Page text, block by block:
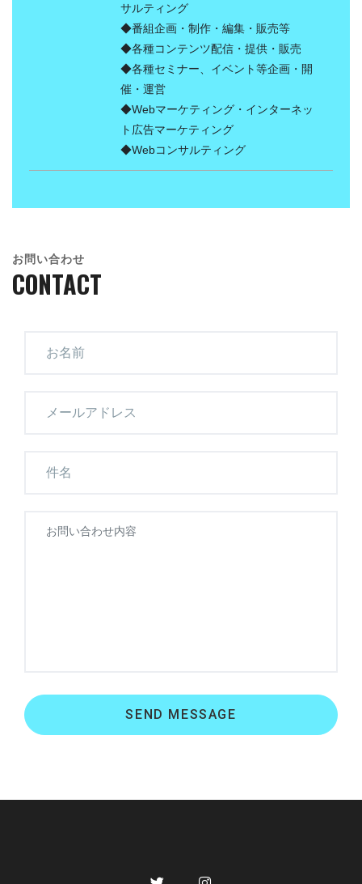
サルティング
◆番組企画・制作・編集・販売等
◆各種コンテンツ配信・提供・販売
◆各種セミナー、イベント等企画・開
催・運営
◆Webマーケティング・インターネッ
ト広告マーケティング
◆Webコンサルティング
お問い合わせ
CONTACT